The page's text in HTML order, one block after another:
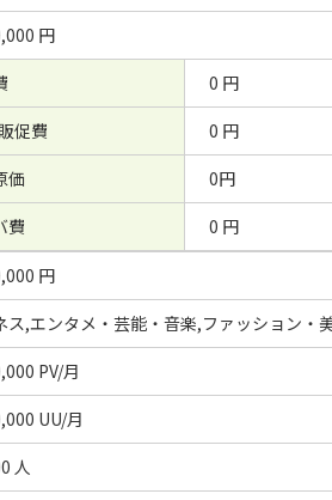
円
0 円
促費
0 円
価
0円
費
0 円
円
ス,エンタメ・芸能・音楽,ファッション・
PV/月
UU/月
人